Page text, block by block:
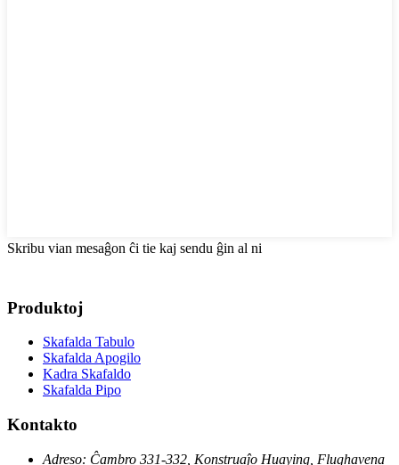
Skribu vian mesaĝon ĉi tie kaj sendu ĝin al ni
Produktoj
Skafalda Tabulo
Skafalda Apogilo
Kadra Skafaldo
Skafalda Pipo
Kontakto
Adreso: Ĉambro 331-332, Konstruaĵo Huaying, Flughavena